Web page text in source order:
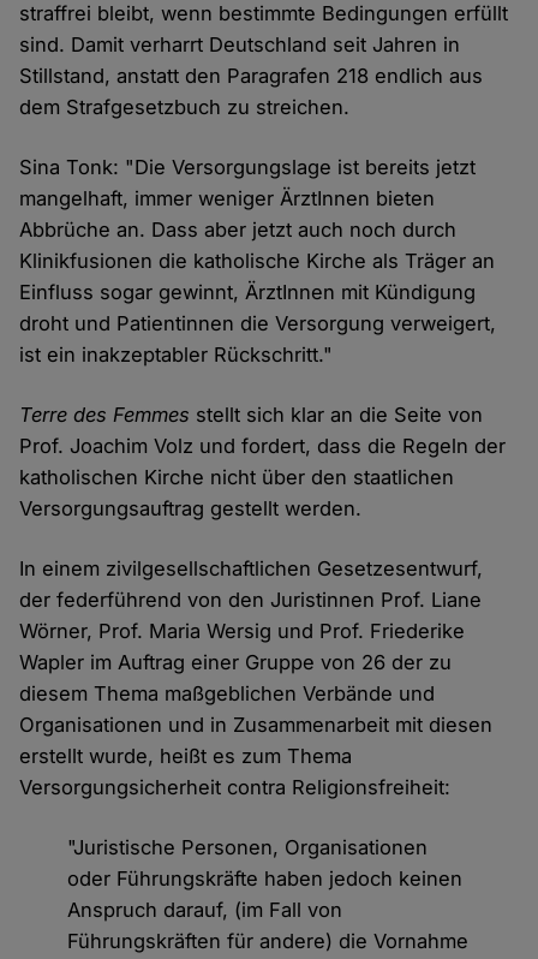
straffrei bleibt, wenn bestimmte Bedingungen erfüllt
sind. Damit verharrt Deutschland seit Jahren in
Stillstand, anstatt den Paragrafen 218 endlich aus
dem Strafgesetzbuch zu streichen.
Sina Tonk: "Die Versorgungslage ist bereits jetzt
mangelhaft, immer weniger ÄrztInnen bieten
Abbrüche an. Dass aber jetzt auch noch durch
Klinikfusionen die katholische Kirche als Träger an
Einfluss sogar gewinnt, ÄrztInnen mit Kündigung
droht und Patientinnen die Versorgung verweigert,
ist ein inakzeptabler Rückschritt."
Terre des Femmes stellt sich klar an die Seite von
Prof. Joachim Volz und fordert, dass die Regeln der
katholischen Kirche nicht über den staatlichen
Versorgungsauftrag gestellt werden.
In einem zivilgesellschaftlichen Gesetzesentwurf,
der federführend von den Juristinnen Prof. Liane
Wörner, Prof. Maria Wersig und Prof. Friederike
Wapler im Auftrag einer Gruppe von 26 der zu
diesem Thema maßgeblichen Verbände und
Organisationen und in Zusammenarbeit mit diesen
erstellt wurde, heißt es zum Thema
Versorgungsicherheit contra Religionsfreiheit:
"Juristische Personen, Organisationen
oder Führungskräfte haben jedoch keinen
Anspruch darauf, (im Fall von
Führungskräften für andere) die Vornahme